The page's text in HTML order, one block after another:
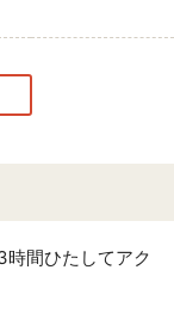
間ひたしてアク